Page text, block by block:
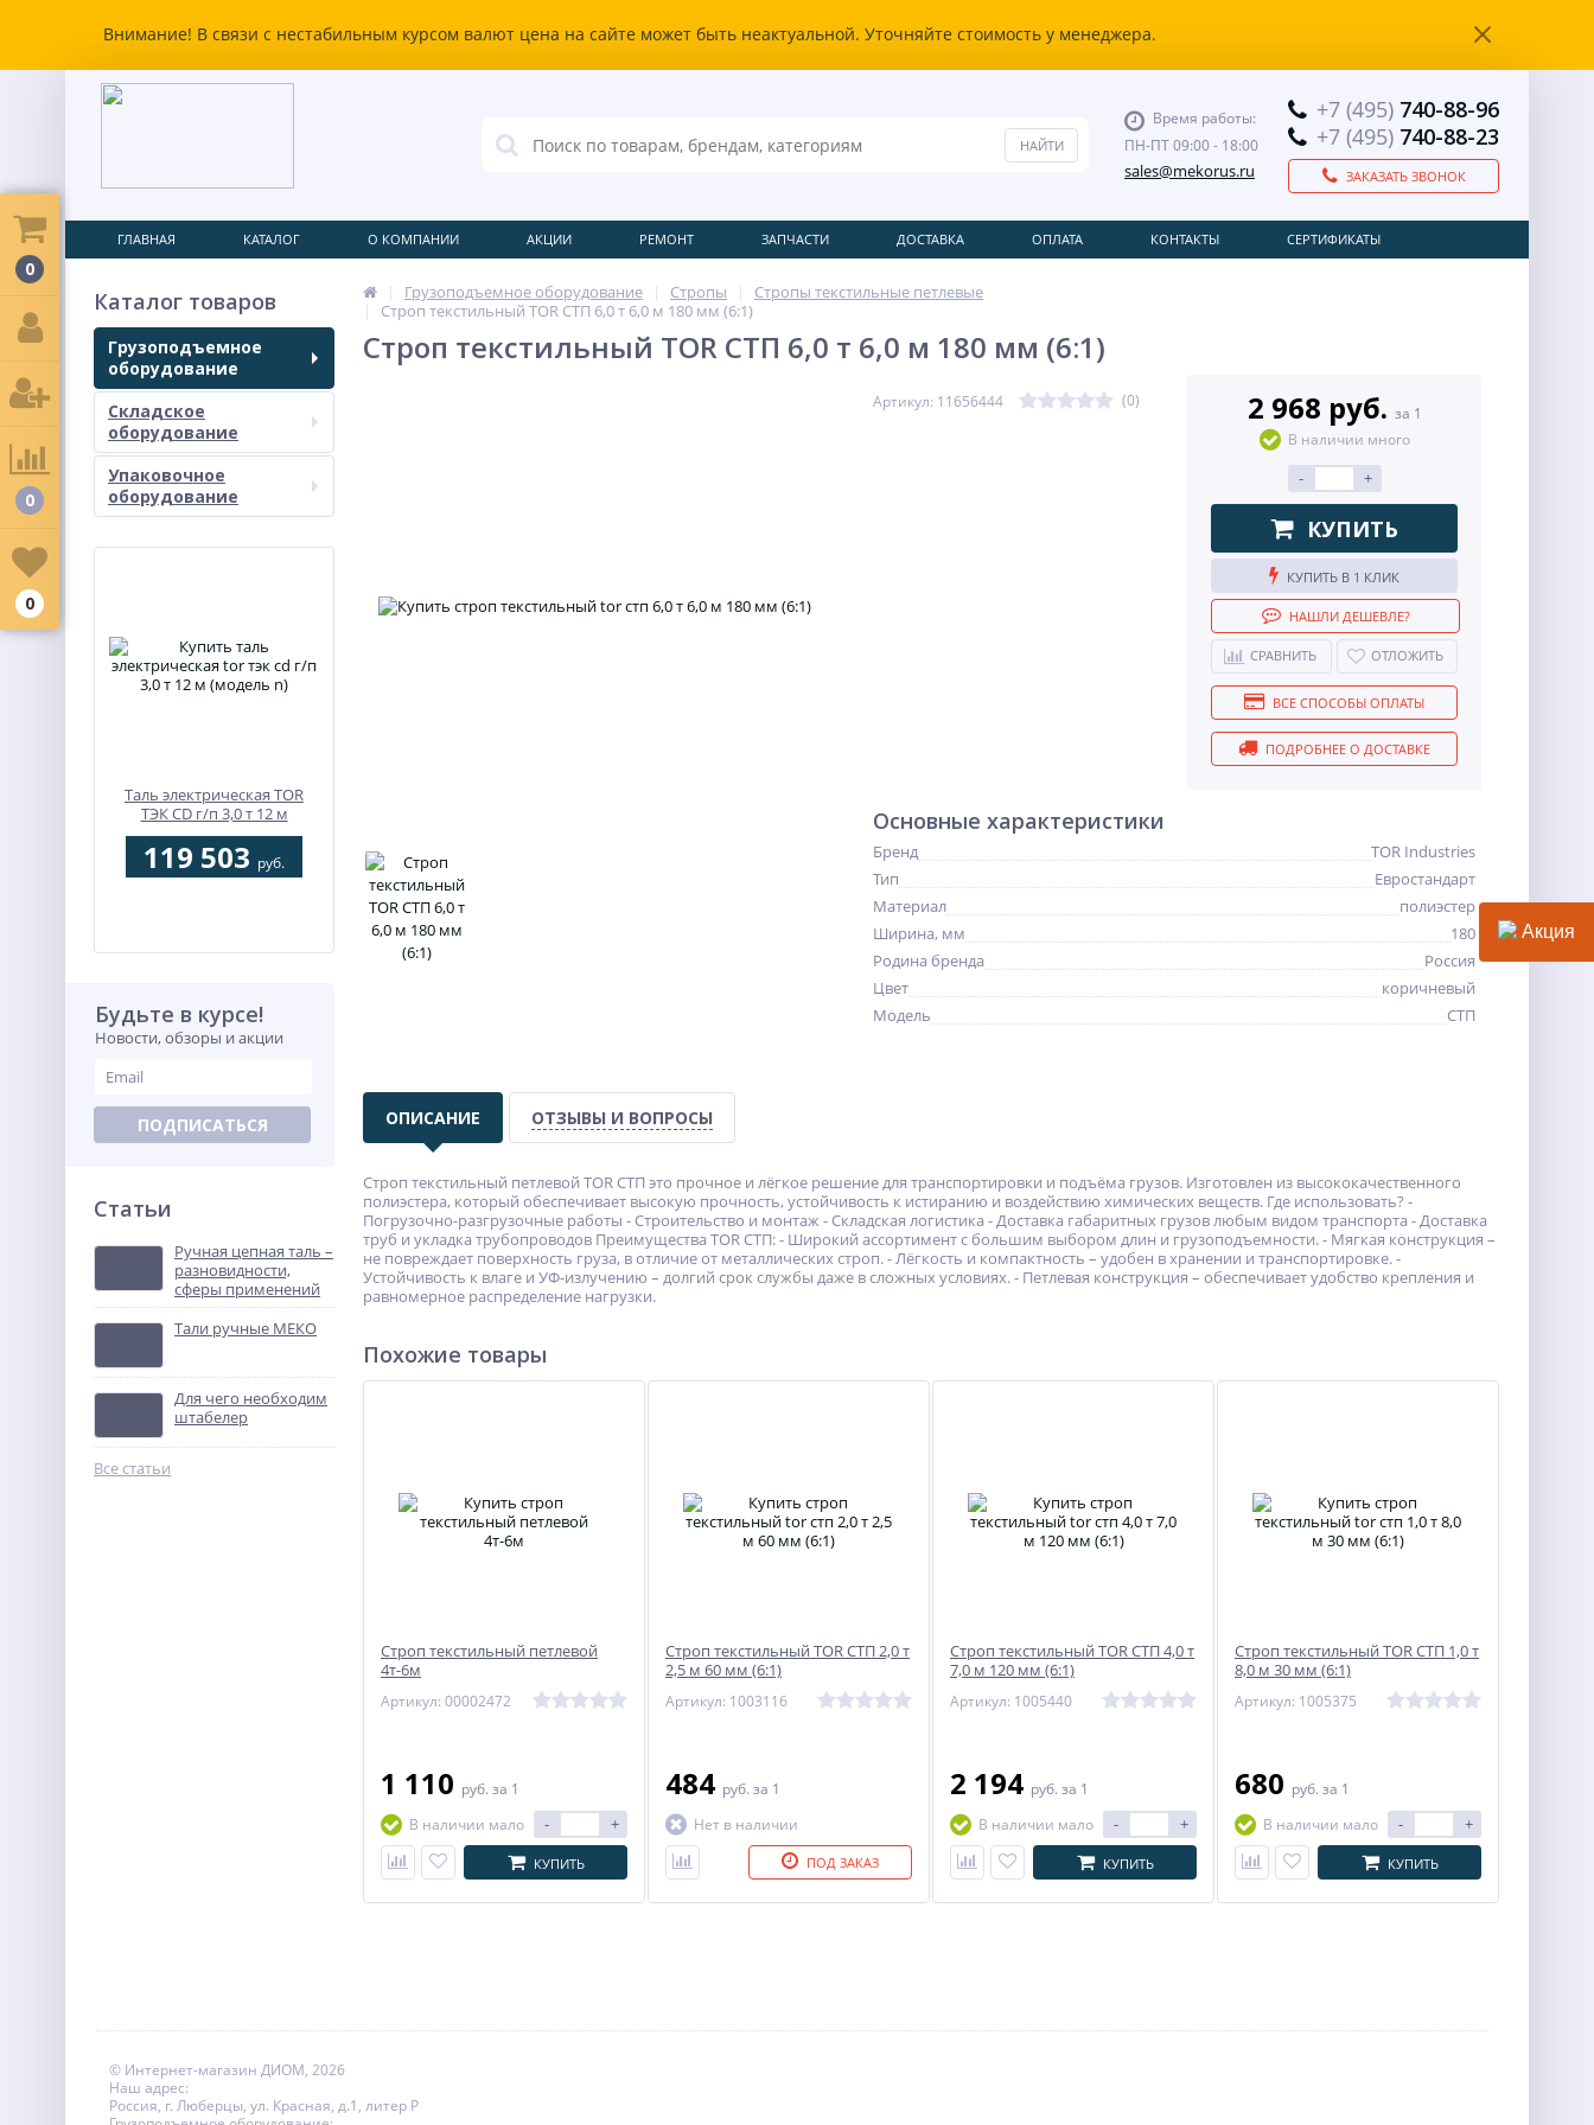
Внимание! В связи с нестабильным курсом валют цена на сайте может быть неактуальной. Уточняйте стоимость у менеджера.
Время работы:
ПН-ПТ 09:00 - 18:00
sales@mekorus.ru
+7 (495) 740-88-96
+7 (495) 740-88-23
ЗАКАЗАТЬ ЗВОНОК
ГЛАВНАЯ КАТАЛОГ О КОМПАНИИ АКЦИИ РЕМОНТ ЗАПЧАСТИ ДОСТАВКА ОПЛАТА КОНТАКТЫ СЕРТИФИКАТЫ
Каталог товаров
Грузоподъемное
оборудование
Складское
оборудование
Упаковочное
оборудование
Таль электрическая TOR
ТЭК CD г/п 3,0 т 12 м
(модель N)
119 503 руб.
Будьте в курсе!
Новости, обзоры и акции
ПОДПИСАТЬСЯ
Статьи
Ручная цепная таль –
разновидности,
сферы применений
Тали ручные МЕКО
Для чего необходим
штабелер
Все статьи
Грузоподъемное оборудование Стропы
Стропы текстильные петлевые
Строп текстильный TOR СТП 6,0 т 6,0 м 180 мм (6:1)
Строп текстильный TOR СТП 6,0 т 6,0 м 180 мм (6:1)
Артикул: 11656444 (0) 2 968 руб. за 1
В наличии много
- +
КУПИТЬ
КУПИТЬ В 1 КЛИК
НАШЛИ ДЕШЕВЛЕ?
СРАВНИТЬ ОТЛОЖИТЬ
ВСЕ СПОСОБЫ ОПЛАТЫ
ПОДРОБНЕЕ О ДОСТАВКЕ
Основные характеристики
Бренд
TOR Industries
Тип
Евростандарт
Материал
полиэстер
Ширина, мм
180
Родина бренда
Россия
Цвет
коричневый
Модель
СТП
ОПИСАНИЕ ОТЗЫВЫ И ВОПРОСЫ
Строп текстильный петлевой TOR СТП это прочное и лёгкое решение для транспортировки и подъёма грузов. Изготовлен из высококачественного
полиэстера, который обеспечивает высокую прочность, устойчивость к истиранию и воздействию химических веществ. Где использовать? -
Погрузочно-разгрузочные работы - Строительство и монтаж - Складская логистика - Доставка габаритных грузов любым видом транспорта - Доставка
труб и укладка трубопроводов Преимущества TOR СТП: - Широкий ассортимент с большим выбором длин и грузоподъемности. - Мягкая конструкция –
не повреждает поверхность груза, в отличие от металлических строп. - Лёгкость и компактность – удобен в хранении и транспортировке. -
Устойчивость к влаге и УФ-излучению – долгий срок службы даже в сложных условиях. - Петлевая конструкция – обеспечивает удобство крепления и
равномерное распределение нагрузки.
Похожие товары
Строп текстильный петлевой
4т-6м
Артикул: 00002472
1 110 руб. за 1
В наличии мало
- +
КУПИТЬ
Строп текстильный TOR СТП 2,0 т
2,5 м 60 мм (6:1)
Артикул: 1003116
484 руб. за 1
Нет в наличии
ПОД ЗАКАЗ
Строп текстильный TOR СТП 4,0 т
7,0 м 120 мм (6:1)
Артикул: 1005440
2 194 руб. за 1
В наличии мало
- +
КУПИТЬ
Строп текстильный TOR СТП 1,0 т
8,0 м 30 мм (6:1)
Артикул: 1005375
680 руб. за 1
В наличии мало
- +
КУПИТЬ
© Интернет-магазин ДИОМ, 2026
Наш адрес:
Россия, г. Люберцы, ул. Красная, д.1, литер Р
0
0
0
Акция